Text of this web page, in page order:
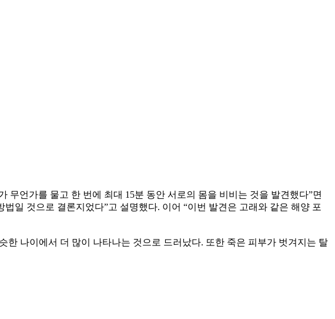
언가를 물고 한 번에 최대 15분 동안 서로의 몸을 비비는 것을 발견했다”면
일 것으로 결론지었다”고 설명했다. 이어 “이번 발견은 고래와 같은 해양 포
나이에서 더 많이 나타나는 것으로 드러났다. 또한 죽은 피부가 벗겨지는 탈